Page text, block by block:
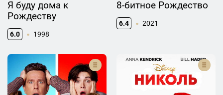
Я буду дома к
Рождеству
6.0 1998
8-битное Рождество
6.4 2021